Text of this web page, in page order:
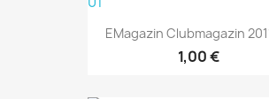
EMagazin Clubmagazin
1,00 €